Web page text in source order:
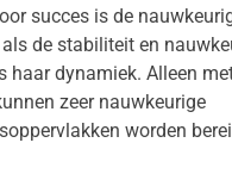
succes is de
de stabiliteit en
haar dynamiek. Alleen
zeer nauwkeurige
worden